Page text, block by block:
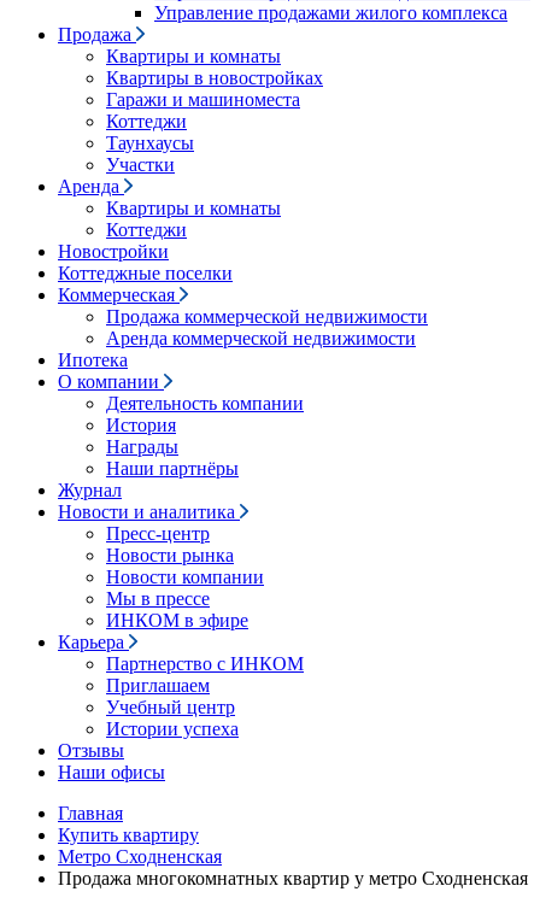
Управление продажами жилого комплекса
Продажа
Квартиры и комнаты
Квартиры в новостройках
Гаражи и машиноместа
Коттеджи
Таунхаусы
Участки
Аренда
Квартиры и комнаты
Коттеджи
Новостройки
Коттеджные поселки
Коммерческая
Продажа коммерческой недвижимости
Аренда коммерческой недвижимости
Ипотека
О компании
Деятельность компании
История
Награды
Наши партнёры
Журнал
Новости и аналитика
Пресс-центр
Новости рынка
Новости компании
Мы в прессе
ИНКОМ в эфире
Карьера
Партнерство с ИНКОМ
Приглашаем
Учебный центр
Истории успеха
Отзывы
Наши офисы
Главная
Купить квартиру
Метро Сходненская
Продажа многокомнатных квартир у метро Сходненская